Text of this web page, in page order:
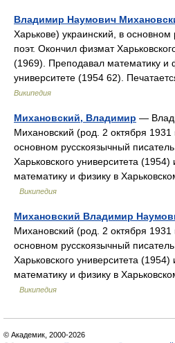
Владимир Наумович
Харькове) украинский, в
поэт. Окончил физмат
(1969). Преподавал математику и
университете (1954 62).
Википедия
Михановский, Владимир —
Михановский (род. 2 октября 1931
основном русскоязычный
Харьковского университета
математику и физику в
Википедия
Михановский Владимир
Михановский (род. 2 октября 1931
основном русскоязычный
Харьковского университета
математику и физику в
Википедия
© Академик, 2000-2026